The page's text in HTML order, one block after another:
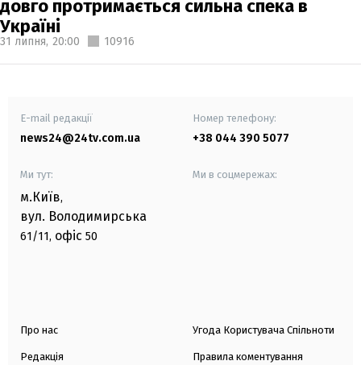
довго протримається сильна спека в
Україні
31 липня, 20:00 10916
E-mail редакції
news24@24tv.com.ua
Номер телефону:
+38 044 390 5077
Ми тут:
м.Київ,
вул. Володимирська
61/11, офіс 50
Ми в соцмережах:
Про нас
Редакція
Угода Користувача Спільноти
Правила коментування